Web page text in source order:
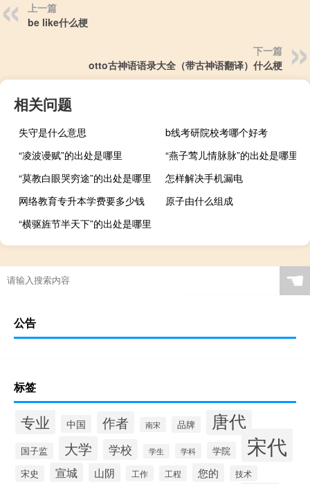
上一篇
be like什么梗
下一篇
otto古神语语录大全（带古神语翻译）什么梗
相关问题
失守是什么意思
b线考研院校考哪个好考
“凌波谩赋”的出处是哪里
“燕子莺儿情脉脉”的出处是哪里
“莫教白眼哭穷途”的出处是哪里
怎样解决手机漏电
网络教育专升本学费要多少钱
原子由什么组成
“横驱旌节半天下”的出处是哪里
☚
公告
标签
专业 中国 作者 南宋 品牌 唐代
国子监 大学 学校 学生 学科 学院 宋代
宋史 宣城 山阴 工作 工程 您的 技术